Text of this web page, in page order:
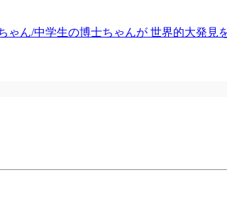
ん/中学生の博士ちゃんが 世界的大発見